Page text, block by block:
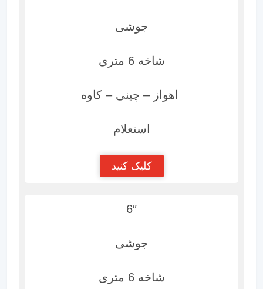
جوشی
شاخه 6 متری
اهواز – چینی – کاوه
استعلام
کلیک کنید
6″
جوشی
شاخه 6 متری